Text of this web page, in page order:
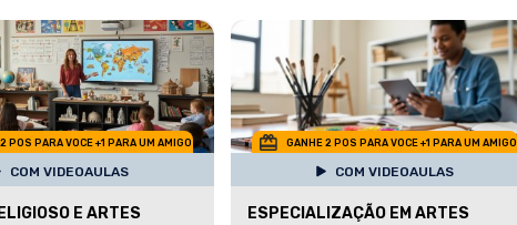
POS PARA VOCE +1 PARA UM AMIGO
COM VIDEOAULAS
E ARTES
GANHE 2 POS PARA VOCE +1 PARA UM AMIGO
COM VIDEOAULAS
ESPECIALIZAÇÃO EM ARTES